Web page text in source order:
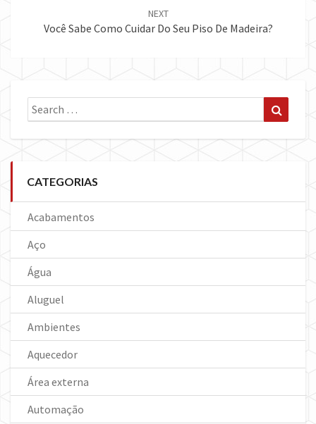
NEXT
Você Sabe Como Cuidar Do Seu Piso De Madeira?
Search
for:
CATEGORIAS
Acabamentos
Aço
Água
Aluguel
Ambientes
Aquecedor
Área externa
Automação